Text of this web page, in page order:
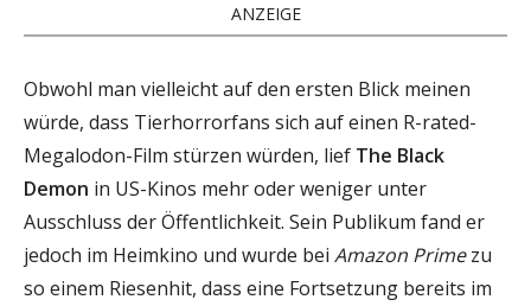
ANZEIGE
Obwohl man vielleicht auf den ersten Blick meinen
würde, dass Tierhorrorfans sich auf einen R-rated-
Megalodon-Film stürzen würden, lief The Black
Demon in US-Kinos mehr oder weniger unter
Ausschluss der Öffentlichkeit. Sein Publikum fand er
jedoch im Heimkino und wurde bei Amazon Primezu
so einem Riesenhit, dass eine Fortsetzung bereits im